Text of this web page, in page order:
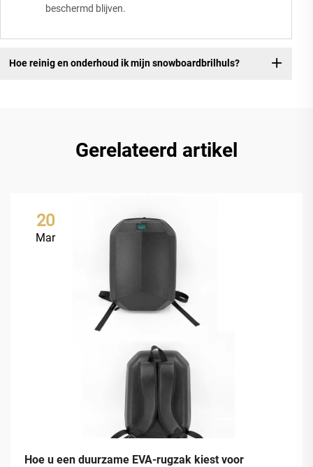
beschermd blijven.
Hoe reinig en onderhoud ik mijn snowboardbrilhuls?
Gerelateerd artikel
20
Mar
Hoe u een duurzame EVA-rugzak kiest voor